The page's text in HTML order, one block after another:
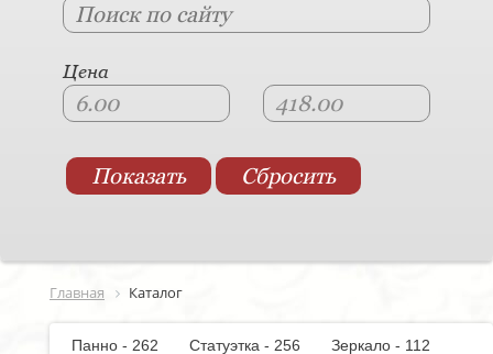
Цена
Главная Каталог
Панно - 262 Статуэтка - 256
Зеркало - 112